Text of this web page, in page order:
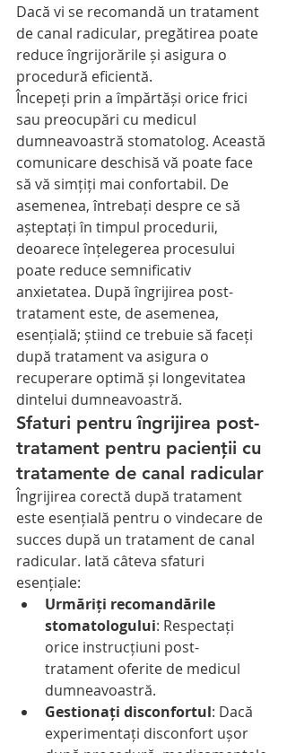
Dacă vi se recomandă un tratament
de canal radicular, pregătirea poate
reduce îngrijorările și asigura o
procedură eficientă.
Începeți prin a împărtăși orice frici
sau preocupări cu medicul
dumneavoastră stomatolog. Această
comunicare deschisă vă poate face
să vă simțiți mai confortabil. De
asemenea, întrebați despre ce să
așteptați în timpul procedurii,
deoarece înțelegerea procesului
poate reduce semnificativ
anxietatea. După îngrijirea post-
tratament este, de asemenea,
esențială; știind ce trebuie să faceți
după tratament va asigura o
recuperare optimă și longevitatea
dintelui dumneavoastră.
Sfaturi pentru îngrijirea post-
tratament pentru pacienții cu
tratamente de canal radicular
Îngrijirea corectă după tratament
este esențială pentru o vindecare de
succes după un tratament de canal
radicular. Iată câteva sfaturi
esențiale:
Urmăriți recomandările
stomatologului: Respectați
orice instrucțiuni post-
tratament oferite de medicul
dumneavoastră.
Gestionați disconfortul: Dacă
experimentați disconfort ușor